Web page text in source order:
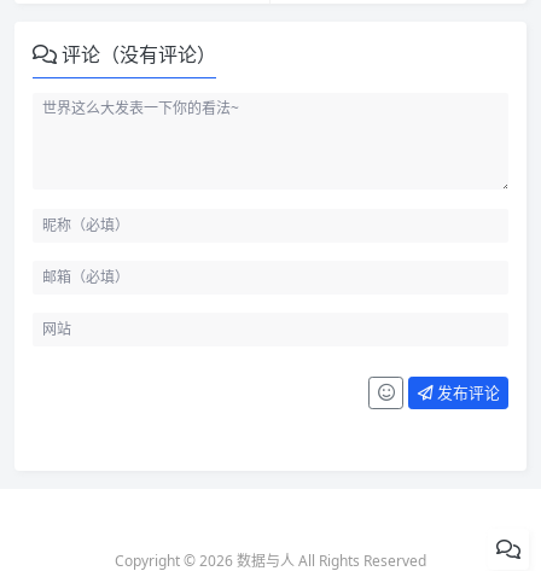
评论（没有评论）
发布评论
Copyright © 2026 数据与人 All Rights Reserved